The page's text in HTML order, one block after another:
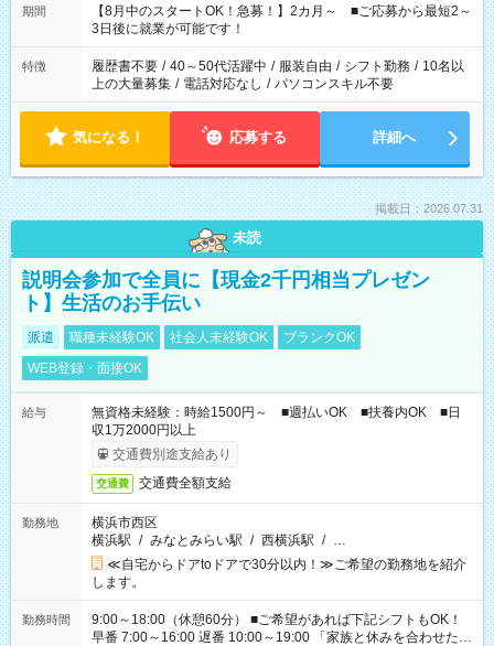
「できれば残業はしたくない」 など、ご希望を教えてください
ね。 ※Wワーク希望の方へ 今ご覧のお仕事で希望する勤務時間
と、もう1つのお仕事の勤務時間。 合計で週40時間を超える場
合は応募できません。
期間
【8月中のスタートOK！急募！】2カ月～ ■ご応募から最短2～
3日後に就業が可能です！
特徴 履歴書不要 / 40～50代活躍中 / 服装自由 / シフト勤務 / 10名以
上の大量募集 / 電話対応なし / パソコンスキル不要
気になる！ 応募する 詳細へ
掲載日：2026.07.31
未読
説明会参加で全員に【現金2千円相当プレゼン
ト】生活のお手伝い
派遣 職種未経験OK 社会人未経験OK
ブランクOK
WEB登録・面接OK
給与
無資格未経験：時給1500円～ ■週払いOK ■扶養内OK ■日
収1万2000円以上
交通費別途支給あり
交通費 交通費全額支給
勤務地
横浜市西区
横浜駅 / みなとみらい駅 / 西横浜駅 / …
≪自宅からドアtoドアで30分以内！≫ご希望の勤務地を紹介
します。
勤務時間
9:00～18:00（休憩60分） ■ご希望があれば下記シフトもOK！
早番 7:00～16:00 遅番 10:00～19:00 「家族と休みを合わせた